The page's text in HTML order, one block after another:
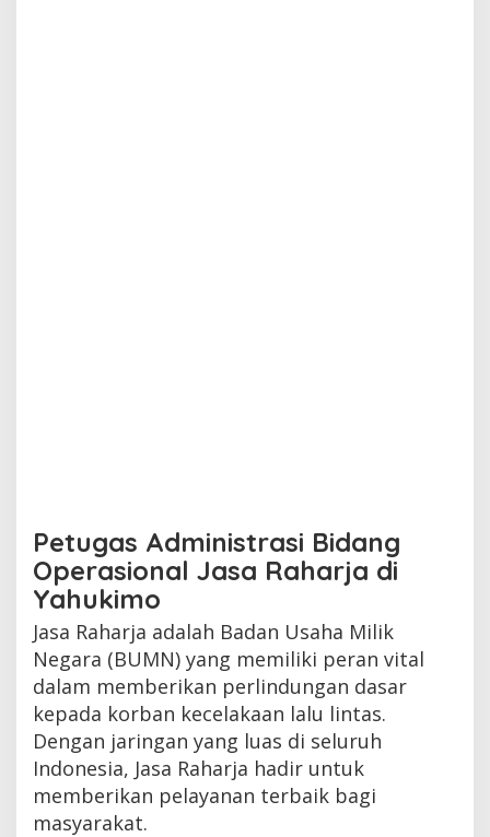
Petugas Administrasi Bidang
Operasional Jasa Raharja di
Yahukimo
Jasa Raharja adalah Badan Usaha Milik
Negara (BUMN) yang memiliki peran vital
dalam memberikan perlindungan dasar
kepada korban kecelakaan lalu lintas.
Dengan jaringan yang luas di seluruh
Indonesia, Jasa Raharja hadir untuk
memberikan pelayanan terbaik bagi
masyarakat.